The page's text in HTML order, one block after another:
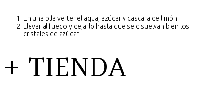
En una olla verter el agua, azúcar y cascara de limón.
Llevar al fuego y dejarlo hasta que se disuelvan bien los
cristales de azúcar.
+ TIENDA